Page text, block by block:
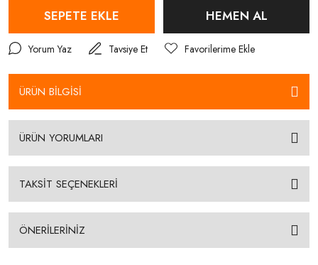
SEPETE EKLE HEMEN AL
Yorum Yaz Tavsiye Et
ÜRÜN BİLGİSİ
ÜRÜN YORUMLARI
TAKSİT SEÇENEKLERİ
ÖNERİLERİNİZ